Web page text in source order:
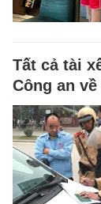
Tất cả tài
Công an